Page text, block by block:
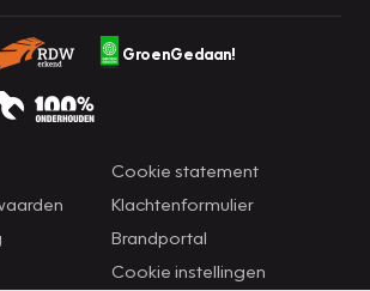
GroenGedaan!
Cookie statement
Klachtenformulier
Brandportal
Cookie instellingen